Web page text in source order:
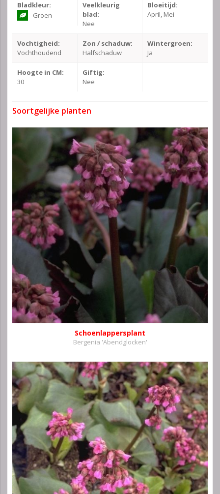
Bladkleur:
Groen
Veelkleurig
blad:
Nee
Bloeitijd:
April, Mei
Vochtigheid:
Vochthoudend
Zon / schaduw:
Halfschaduw
Wintergroen:
Ja
Hoogte in CM:
30
Giftig:
Nee
Soortgelijke planten
Schoenlappersplant
Bergenia 'Abendglocken'